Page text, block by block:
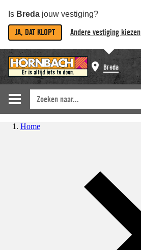
Is Breda jouw vestiging?
JA, DAT KLOPT Andere vestiging kiezen
Breda
Home